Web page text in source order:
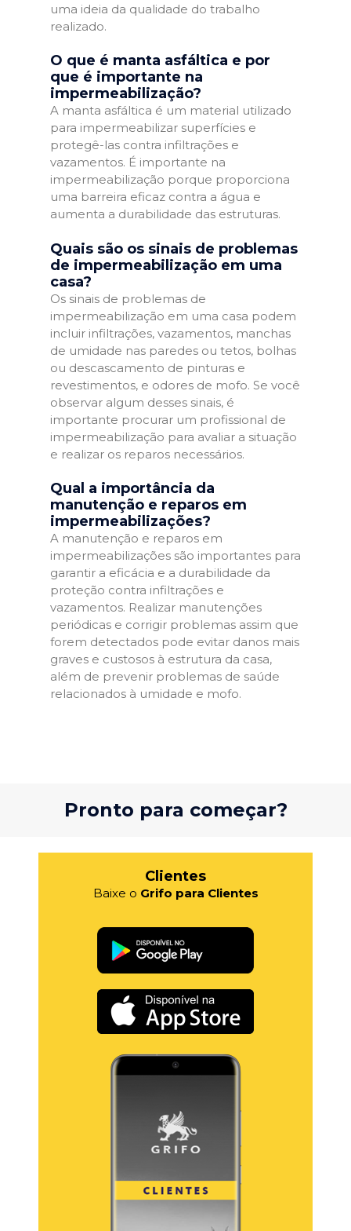
uma ideia da qualidade do trabalho
realizado.
O que é manta asfáltica e por
que é importante na
impermeabilização?
A manta asfáltica é um material utilizado
para impermeabilizar superfícies e
protegê-las contra infiltrações e
vazamentos. É importante na
impermeabilização porque proporciona
uma barreira eficaz contra a água e
aumenta a durabilidade das estruturas.
Quais são os sinais de problemas
de impermeabilização em uma
casa?
Os sinais de problemas de
impermeabilização em uma casa podem
incluir infiltrações, vazamentos, manchas
de umidade nas paredes ou tetos, bolhas
ou descascamento de pinturas e
revestimentos, e odores de mofo. Se você
observar algum desses sinais, é
importante procurar um profissional de
impermeabilização para avaliar a situação
e realizar os reparos necessários.
Qual a importância da
manutenção e reparos em
impermeabilizações?
A manutenção e reparos em
impermeabilizações são importantes para
garantir a eficácia e a durabilidade da
proteção contra infiltrações e
vazamentos. Realizar manutenções
periódicas e corrigir problemas assim que
forem detectados pode evitar danos mais
graves e custosos à estrutura da casa,
além de prevenir problemas de saúde
relacionados à umidade e mofo.
Pronto para começar?
Clientes
Baixe o Grifo para Clientes